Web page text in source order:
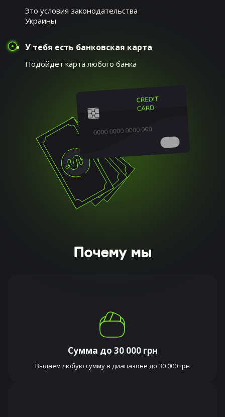
Это условия законодательства
Украины
У тебя есть банковская карта
Подойдет карта любого банка
Почему мы
Сумма до 30 000 грн
Выдаем любую сумму в диапазоне до 30 000 грн